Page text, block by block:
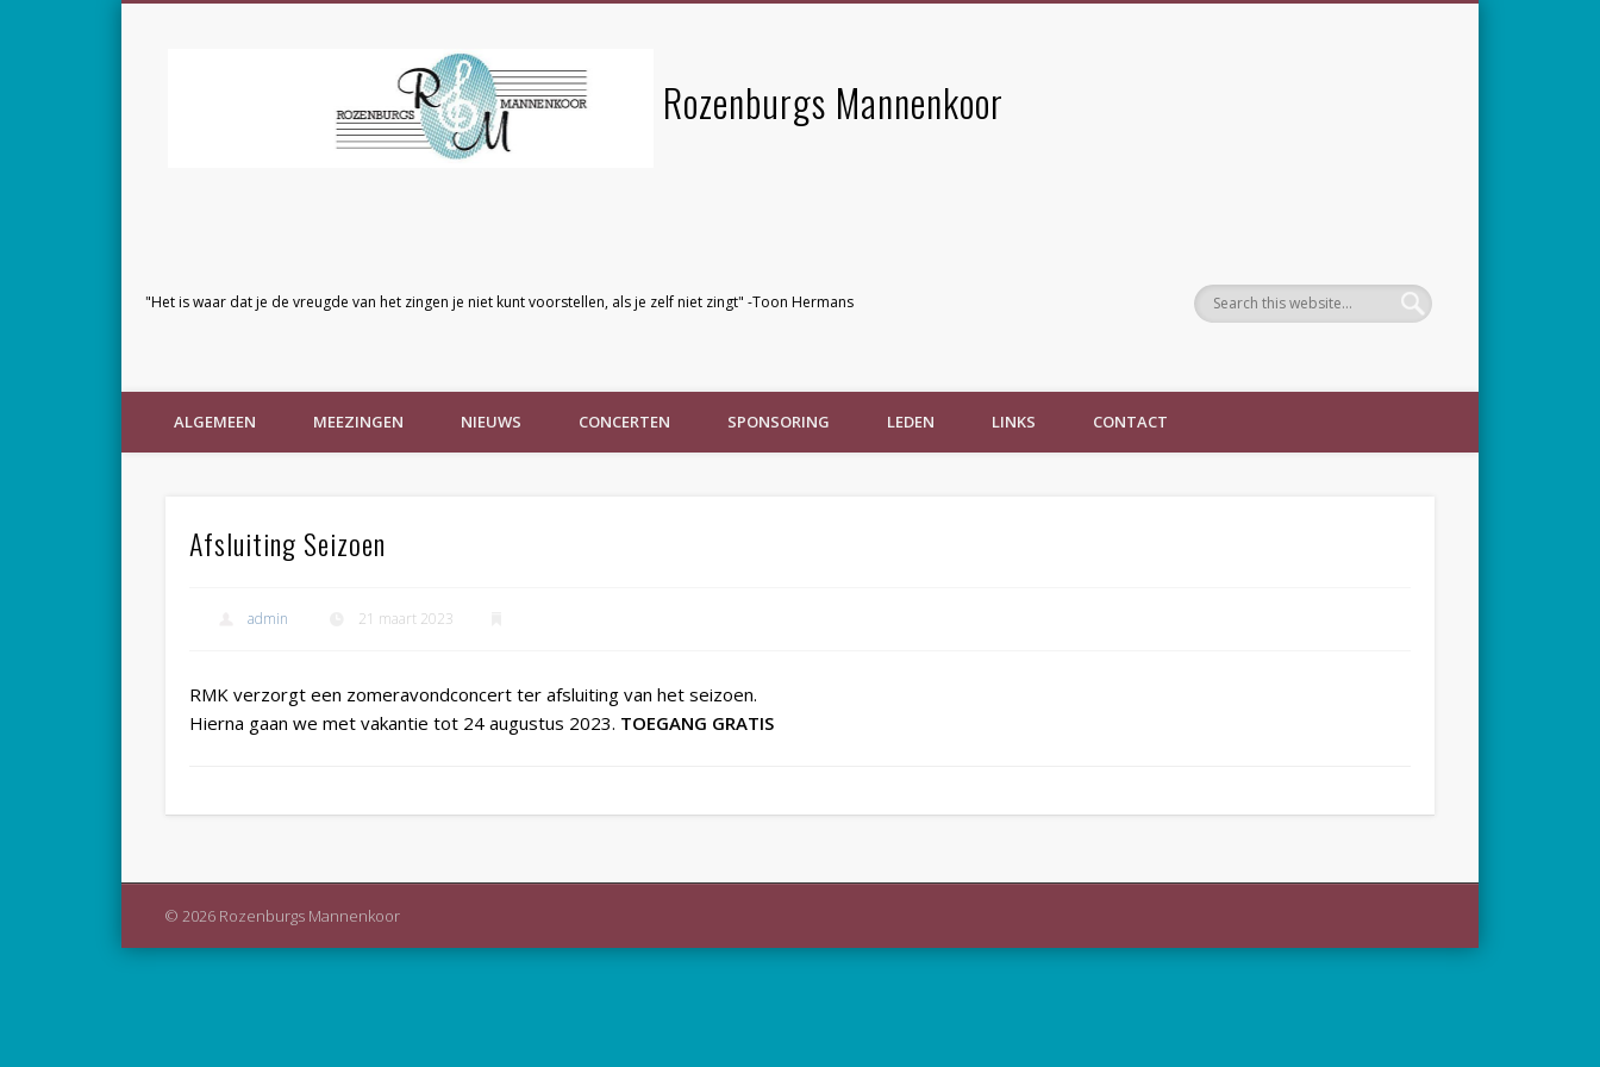
Rozenburgs Mannenkoor
"Het is waar dat je de vreugde van het zingen je niet kunt voorstellen, als je zelf niet zingt" -Toon Hermans
ALGEMEEN MEEZINGEN NIEUWS CONCERTEN SPONSORING LEDEN LINKS CONTACT
Afsluiting Seizoen
admin 21 maart 2023
RMK verzorgt een zomeravondconcert ter afsluiting van het seizoen.
Hierna gaan we met vakantie tot 24 augustus 2023. TOEGANG GRATIS
© 2026 Rozenburgs Mannenkoor